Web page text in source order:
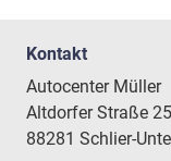
Kontakt
Autocenter Müller
Altdorfer Straße 25
88281 Schlier-